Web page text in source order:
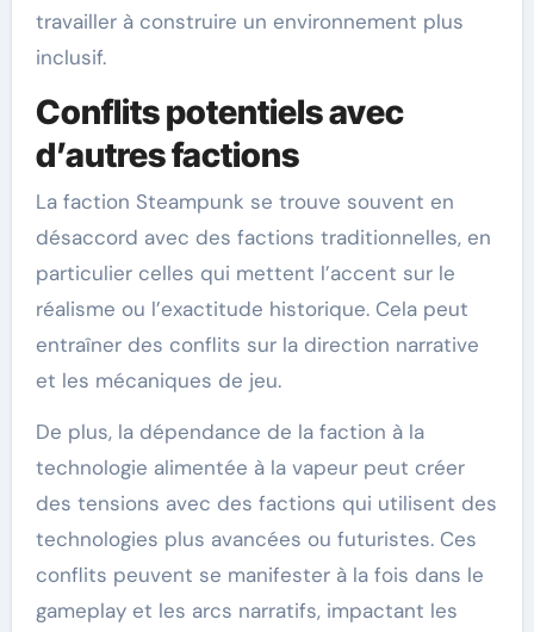
travailler à construire un environnement plus
inclusif.
Conflits potentiels avec
d’autres factions
La faction Steampunk se trouve souvent en
désaccord avec des factions traditionnelles, en
particulier celles qui mettent l’accent sur le
réalisme ou l’exactitude historique. Cela peut
entraîner des conflits sur la direction narrative
et les mécaniques de jeu.
De plus, la dépendance de la faction à la
technologie alimentée à la vapeur peut créer
des tensions avec des factions qui utilisent des
technologies plus avancées ou futuristes. Ces
conflits peuvent se manifester à la fois dans le
gameplay et les arcs narratifs, impactant les